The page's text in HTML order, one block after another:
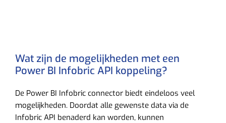
Wat zijn de mogelijkheden met een
Power BI Infobric API koppeling?
De Power BI Infobric connector biedt eindeloos veel
mogelijkheden. Doordat alle gewenste data via de
Infobric API benaderd kan worden, kunnen